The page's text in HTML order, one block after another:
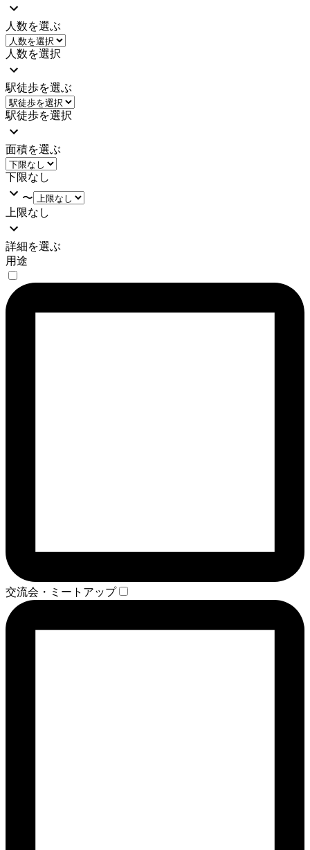
人数を選ぶ
人数を選択
駅徒歩を選ぶ
駅徒歩を選択
面積を選ぶ
下限なし
〜
上限なし
詳細を選ぶ
用途
交流会・ミートアップ